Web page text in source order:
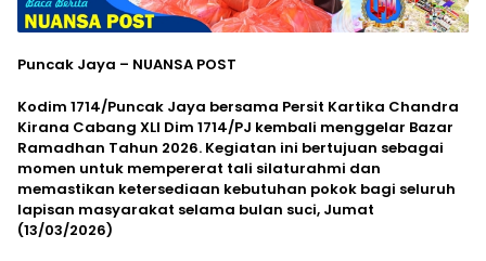
Puncak Jaya – NUANSA POST
Kodim 1714/Puncak Jaya bersama Persit Kartika Chandra
Kirana Cabang XLI Dim 1714/PJ kembali menggelar Bazar
Ramadhan Tahun 2026. Kegiatan ini bertujuan sebagai
momen untuk mempererat tali silaturahmi dan
memastikan ketersediaan kebutuhan pokok bagi seluruh
lapisan masyarakat selama bulan suci, Jumat
(13/03/2026)